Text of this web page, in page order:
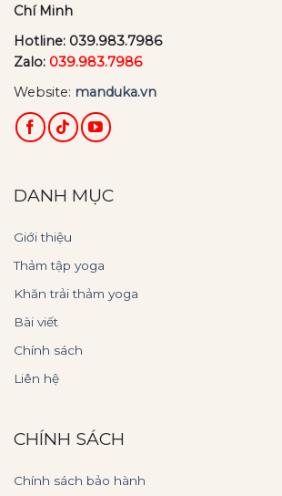
Chí Minh
Hotline: 039.983.7986
Zalo: 039.983.7986
Website: manduka.vn
DANH MỤC
Giới thiệu
Thảm tập yoga
Khăn trải thảm yoga
Bài viết
Chính sách
Liên hệ
CHÍNH SÁCH
Chính sách bảo hành